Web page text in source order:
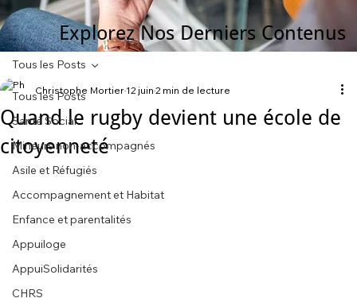
Explorez Nos Derniers Contenus
Tous les Posts
Santé Social
Mineurs non-accompagnés
Asile et Réfugiés
Accompagnement et Habitat
Enfance et parentalités
Appuiloge
AppuiSolidarités
CHRS
Tous les Posts
Quand le rugby devient une école de
citoyenneté
Christophe Mortier 12 juin 2 min de lecture